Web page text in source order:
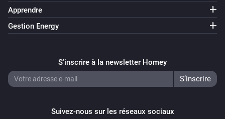
Apprendre
Gestion Energy
S’inscrire à la newsletter Homey
Suivez-nous sur les réseaux sociaux